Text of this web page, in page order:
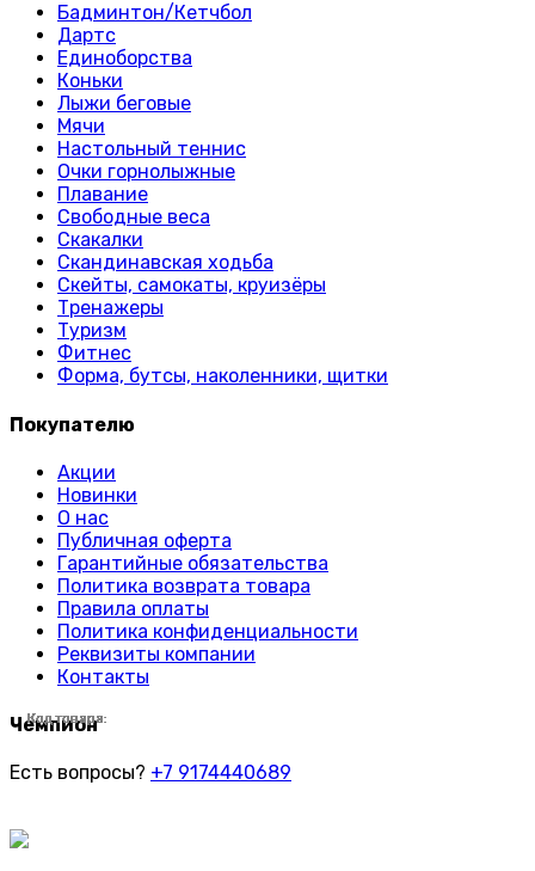
Код товара:
Код товара:
Код товара:
Код товара:
Код товара:
Код товара:
Код товара:
Код товара:
Код товара:
Код товара:
Код товара:
Код товара:
Код товара:
Код товара:
Код товара:
Код товара:
Код товара:
Код товара:
Код товара:
Код товара:
Код товара:
Код товара:
Бадминтон/Кетчбол
Дартс
Единоборства
Коньки
Лыжи беговые
Мячи
Настольный теннис
Очки горнолыжные
Плавание
Свободные веса
Скакалки
Скандинавская ходьба
Скейты, самокаты, круизёры
Тренажеры
Туризм
Фитнес
Форма, бутсы, наколенники, щитки
Покупателю
Акции
Новинки
О нас
Публичная оферта
Гарантийные обязательства
Политика возврата товара
Правила оплаты
Политика конфиденциальности
Реквизиты компании
Контакты
Чемпион
Есть вопросы? +7 9174440689